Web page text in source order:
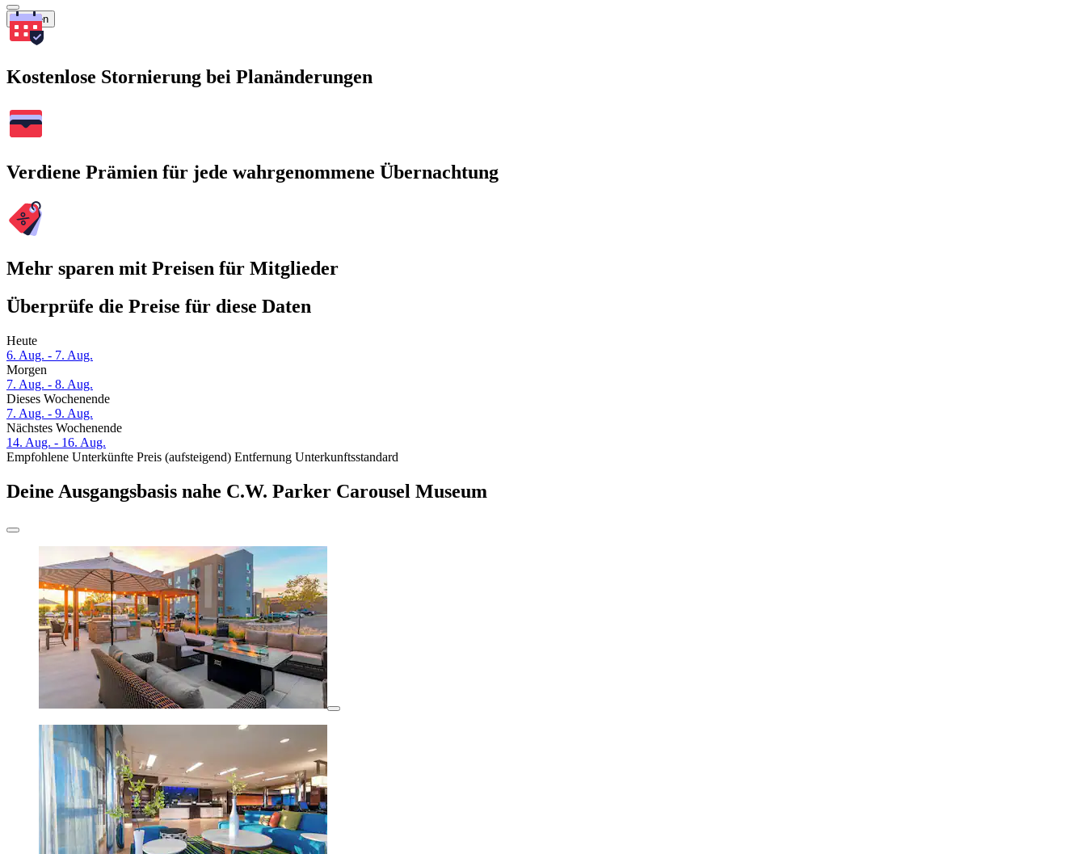
Suchen
Kostenlose Stornierung bei Planänderungen
Verdiene Prämien für jede wahrgenommene Übernachtung
Mehr sparen mit Preisen für Mitglieder
Überprüfe die Preise für diese Daten
Heute
6. Aug. - 7. Aug.
Morgen
7. Aug. - 8. Aug.
Dieses Wochenende
7. Aug. - 9. Aug.
Nächstes Wochenende
14. Aug. - 16. Aug.
Empfohlene Unterkünfte Preis (aufsteigend) Entfernung Unterkunftsstandard
Deine Ausgangsbasis nahe C.W. Parker Carousel Museum